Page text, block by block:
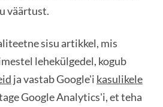
väärtust.
sisu artikkel, mis
lehekülgedel, kogub
ja vastab Google'i kasulikele
Google Analytics'i, et teha